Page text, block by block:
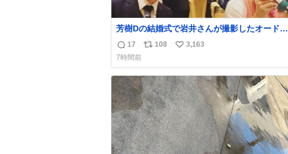
芳樹Dの結婚式で岩井さんが撮影したオードリ
ーの写真が本当好きなのよね。確か3枚目はも
うすでに出来上がっている春日さんがウェイ
ターにハイボールを懇願している所じゃなか
ったかな
返
信
数
17
リ
ス
ト
数
108
い
ね
数
3,163
7時間前